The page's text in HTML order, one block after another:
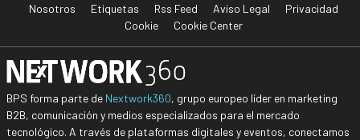
Nosotros Etiquetas Rss Feed Aviso Legal
Privacidad
Cookie
Cookie Center
BPS forma parte de Nextwork360, grupo europeo líder en marketing
B2B, comunicación y medios especializados para el mercado
tecnológico. A través de plataformas digitales y eventos, conectamos